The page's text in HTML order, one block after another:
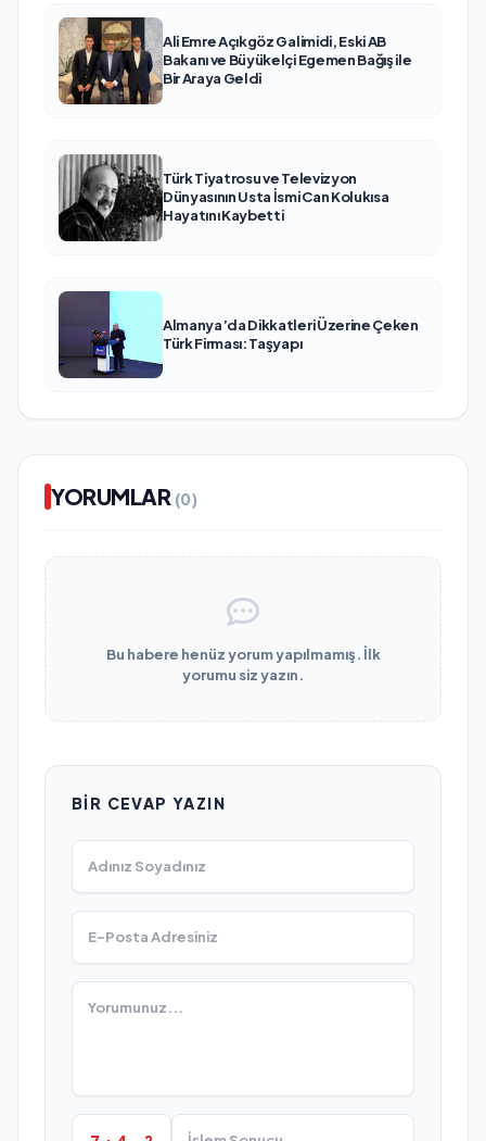
Ali Emre Açıkgöz Galimidi, Eski AB
Bakanı ve Büyükelçi Egemen Bağış ile
Bir Araya Geldi
Türk Tiyatrosu ve Televizyon
Dünyasının Usta İsmi Can Kolukısa
Hayatını Kaybetti
Almanya’da Dikkatleri Üzerine Çeken
Türk Firması: Taşyapı
YORUMLAR (0)
Bu habere henüz yorum yapılmamış. İlk
yorumu siz yazın.
BIR CEVAP YAZIN